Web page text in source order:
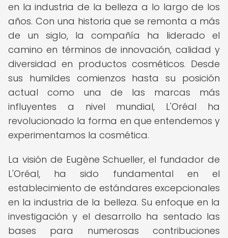
en la industria de la belleza a lo largo de los
años. Con una historia que se remonta a más
de un siglo, la compañía ha liderado el
camino en términos de innovación, calidad y
diversidad en productos cosméticos. Desde
sus humildes comienzos hasta su posición
actual como una de las marcas más
influyentes a nivel mundial, L'Oréal ha
revolucionado la forma en que entendemos y
experimentamos la cosmética.
La visión de Eugène Schueller, el fundador de
L'Oréal, ha sido fundamental en el
establecimiento de estándares excepcionales
en la industria de la belleza. Su enfoque en la
investigación y el desarrollo ha sentado las
bases para numerosas contribuciones